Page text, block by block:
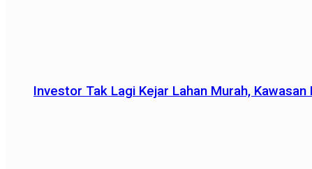
Investor Tak Lagi Kejar Lahan Murah,